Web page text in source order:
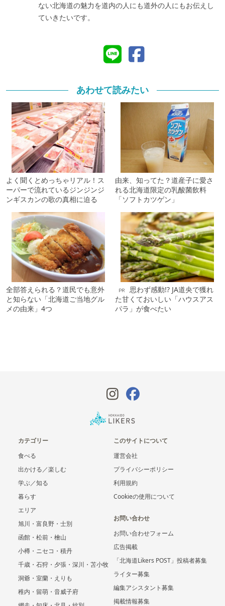
ない北海道の魅力を道内の人にも道外の人にもお伝えし
ていきたいです。
あわせて読みたい
よく聞くとめっちゃリアル！ス
ーパーで流れているジンジンジ
ンギスカンの歌の真相に迫る
由来、知ってた？道産子に愛さ
れる北海道限定の乳酸菌飲料
「ソフトカツゲン」
全部答えられる？道民でも意外
と知らない「北海道ご当地グル
メの由来」4つ
PR
思わず感動!? JA道央で獲れ
た甘くておいしい「ハウスアス
パラ」が食べたい
カテゴリー
食べる
出かける／楽しむ
学ぶ／知る
暮らす
エリア
旭川・富良野・士別
函館・松前・檜山
小樽・ニセコ・積丹
千歳・石狩・夕張・深川・苫小牧
洞爺・室蘭・えりも
稚内・留萌・音威子府
このサイトについて
運営会社
プライバシーポリシー
利用規約
Cookieの使用について
お問い合わせ
お問い合わせフォーム
広告掲載
「北海道Likers POST」投稿者募集
ライター募集
編集アシスタント募集
掲載情報募集